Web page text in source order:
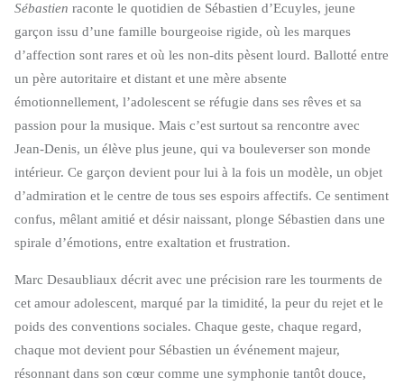
Sébastien raconte le quotidien de Sébastien d’Ecuyles, jeune
garçon issu d’une famille bourgeoise rigide, où les marques
d’affection sont rares et où les non-dits pèsent lourd. Ballotté entre
un père autoritaire et distant et une mère absente
émotionnellement, l’adolescent se réfugie dans ses rêves et sa
passion pour la musique. Mais c’est surtout sa rencontre avec
Jean-Denis, un élève plus jeune, qui va bouleverser son monde
intérieur. Ce garçon devient pour lui à la fois un modèle, un objet
d’admiration et le centre de tous ses espoirs affectifs. Ce sentiment
confus, mêlant amitié et désir naissant, plonge Sébastien dans une
spirale d’émotions, entre exaltation et frustration.
Marc Desaubliaux décrit avec une précision rare les tourments de
cet amour adolescent, marqué par la timidité, la peur du rejet et le
poids des conventions sociales. Chaque geste, chaque regard,
chaque mot devient pour Sébastien un événement majeur,
résonnant dans son cœur comme une symphonie tantôt douce,